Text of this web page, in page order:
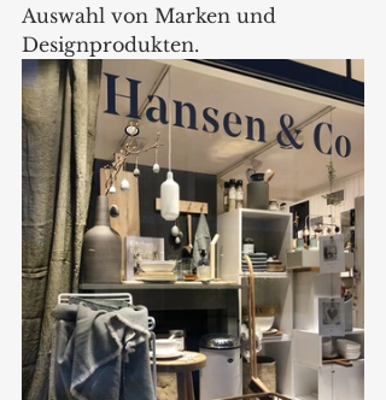
Auswahl von Marken und
Designprodukten.